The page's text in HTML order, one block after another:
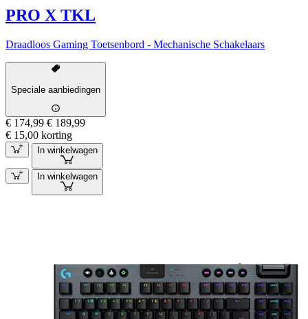
PRO X TKL
Draadloos Gaming Toetsenbord - Mechanische Schakelaars
Speciale aanbiedingen
€ 174,99 € 189,99
€ 15,00 korting
In winkelwagen
In winkelwagen